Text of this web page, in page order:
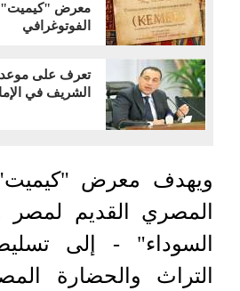
معرض "كيميت"
الفوتوغرافي
تعرف على موعد
الشريف في
ويهدف معرض
المصري القديم لمصر
السوداء" - إلى
التراث والحضارة